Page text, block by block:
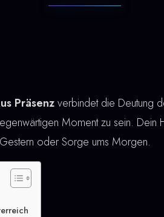
Präsenzverbindet die Deutung
Moment zu sein.
oder Sorge ums Morgen.